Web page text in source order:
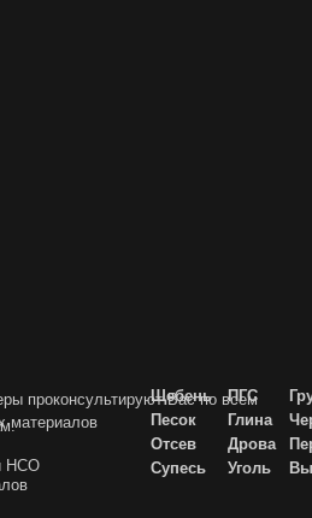
проконсультируют Вас по всем
материалов
НСО
Щебень
Песок
Отсев
Супесь
ПГС
Глина
Дрова
Уголь